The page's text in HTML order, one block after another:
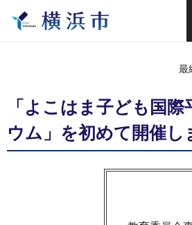
最
「よこはま子ども国
ウム」を初めて開催し